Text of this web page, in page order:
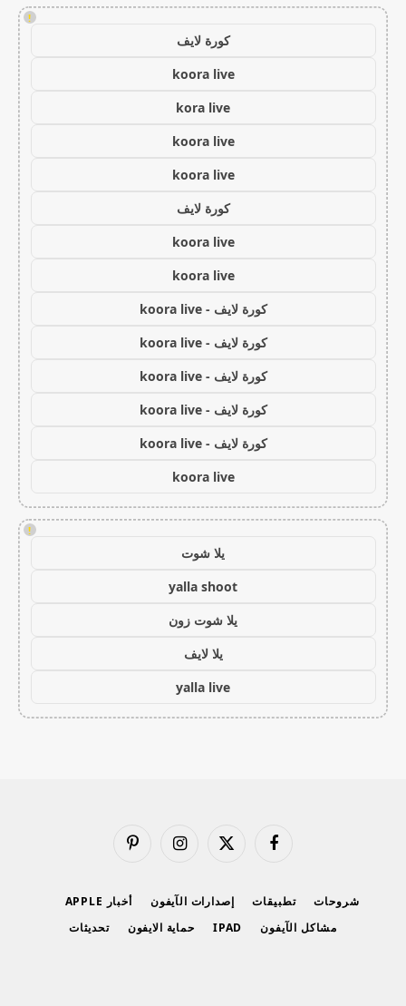
!
كورة لايف
koora live
kora live
koora live
koora live
كورة لايف
koora live
koora live
كورة لايف - koora live
كورة لايف - koora live
كورة لايف - koora live
كورة لايف - koora live
كورة لايف - koora live
koora live
!
يلا شوت
yalla shoot
يلا شوت زون
يلا لايف
yalla live
فيسبوك
X
الانستغرامبينتيريست
شروحات تطبيقات إصدارات الآيفون
أخبار APPLE
مشاكل الآيفون
IPAD حماية الايفون تحديثات